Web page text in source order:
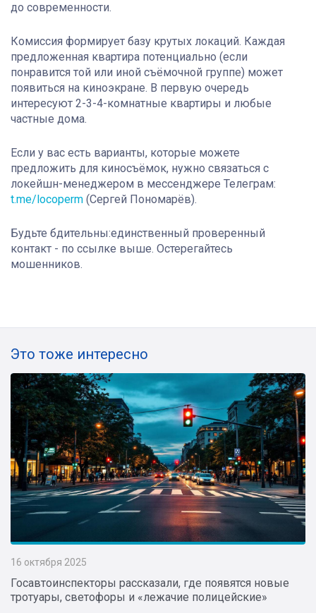
до современности.
Комиссия формирует базу крутых локаций. Каждая
предложенная квартира потенциально (если
понравится той или иной съёмочной группе) может
появиться на киноэкране. В первую очередь
интересуют 2-3-4-комнатные квартиры и любые
частные дома.
Если у вас есть варианты, которые можете
предложить для киносъёмок, нужно связаться с
локейшн-менеджером в мессенджере Телеграм:
t.me/locoperm (Сергей Пономарёв).
Будьте бдительны:единственный проверенный
контакт - по ссылке выше. Остерегайтесь
мошенников.
Это тоже интересно
16 октября 2025
Госавтоинспекторы рассказали, где появятся новые
тротуары, светофоры и «лежачие полицейские»